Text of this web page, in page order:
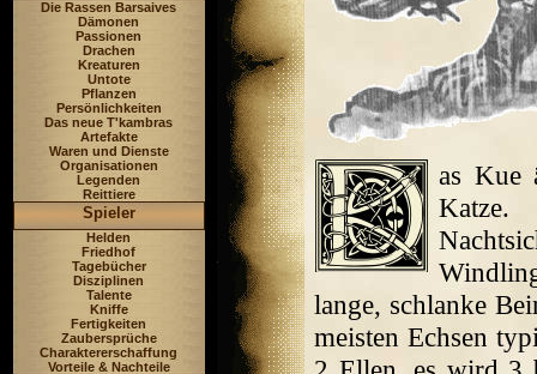
Die Rassen Barsaives
Dämonen
Passionen
Drachen
Kreaturen
Untote
Pflanzen
Persönlichkeiten
Das neue T'kambras
Artefakte
Waren und Dienste
Organisationen
Legenden
Reittiere
Spieler
Helden
Friedhof
Tagebücher
Disziplinen
Talente
Kniffe
Fertigkeiten
Zaubersprüche
Charaktererschaffung
Vorteile & Nachteile
as Kue
Katze.
lange, schlanke
meisten Echsen